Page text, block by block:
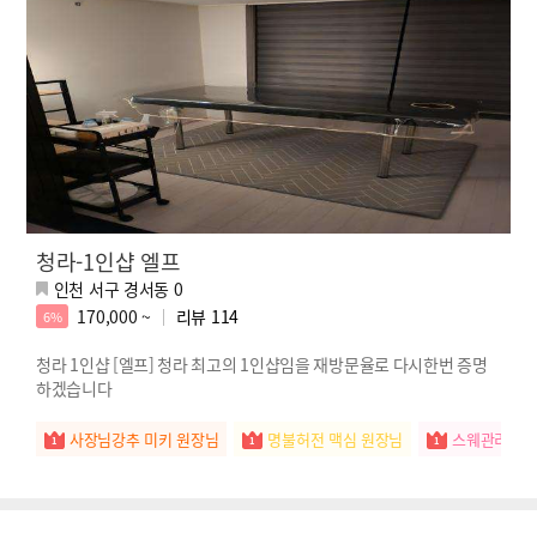
청라-1인샵 엘프
인천 서구 경서동 0
6% 170,000 ~ 리뷰 114
청라 1인샵 [엘프] 청라 최고의 1인샵임을 재방문율로 다시한번 증명
하겠습니다
사장님강추 미키 원장님 명불허전 맥심 원장님 스웨관리짱